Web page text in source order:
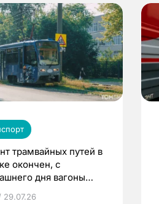
трамвайных путей в
окончен, с
дня вагоны
29.07.26